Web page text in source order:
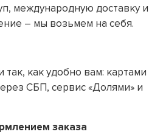
международную доставку и
– мы возьмем на себя.
как удобно вам: картами
СБП, сервис «Долями» и
заказа